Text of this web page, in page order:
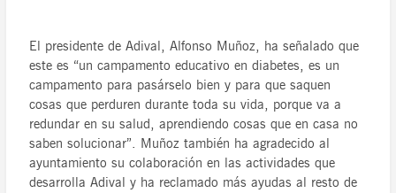
El presidente de Adival, Alfonso Muñoz, ha señalado que
este es “un campamento educativo en diabetes, es un
campamento para pasárselo bien y para que saquen
cosas que perduren durante toda su vida, porque va a
redundar en su salud, aprendiendo cosas que en casa no
saben solucionar”. Muñoz también ha agradecido al
ayuntamiento su colaboración en las actividades que
desarrolla Adival y ha reclamado más ayudas al resto de